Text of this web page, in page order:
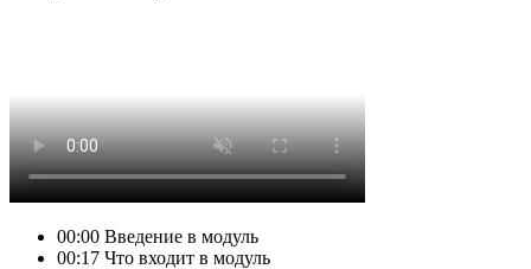
00:00 Введение в модуль
00:17 Что входит в модуль